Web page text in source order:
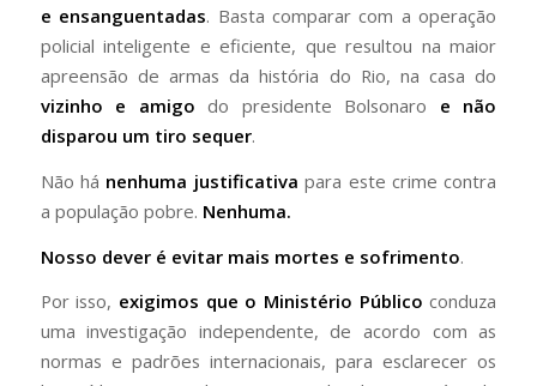
e ensanguentadas. Basta comparar com a operação
policial inteligente e eficiente, que resultou na maior
apreensão de armas da história do Rio, na casa do
vizinho e amigo do presidente Bolsonaro e não
disparou um tiro sequer.
Não há nenhuma justificativa para este crime contra
a população pobre. Nenhuma.
Nosso dever é evitar mais mortes e sofrimento.
Por isso, exigimos que o Ministério Público conduza
uma investigação independente, de acordo com as
normas e padrões internacionais, para esclarecer os